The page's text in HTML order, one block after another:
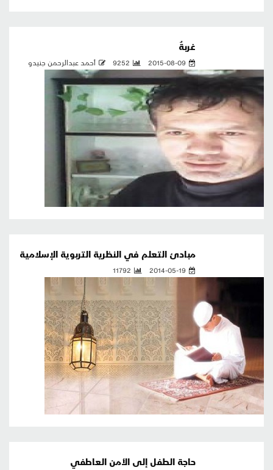
غربةٌ
2015-08-09
9252 أحمد عبدالرحمن جنيدو
مبادئ التعلم في النظرية التربوية الإسلامية
2014-05-19
11792
حاجة الطفل إلى الأمن العاطفي